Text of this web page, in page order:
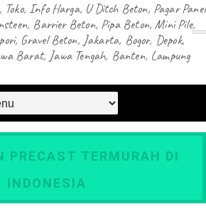
Info Harga, U Ditch Beton, Pagar Panel
Barrier Beton, Pipa Beton, Mini Pile,
Gravel Beton, Jakarta, Bogor, Depok,
Barat, Jawa Tengah, Banten, Lampung
PRECAST TERMURAH DI
INDONESIA